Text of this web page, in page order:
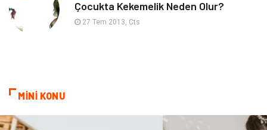
Çocukta Kekemelik Neden Olur?
27 Tem 2013, Cts
MİNİ KONU